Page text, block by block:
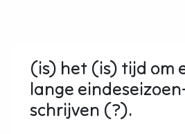
(is) het (is) tijd om
lange
schrijven (?).